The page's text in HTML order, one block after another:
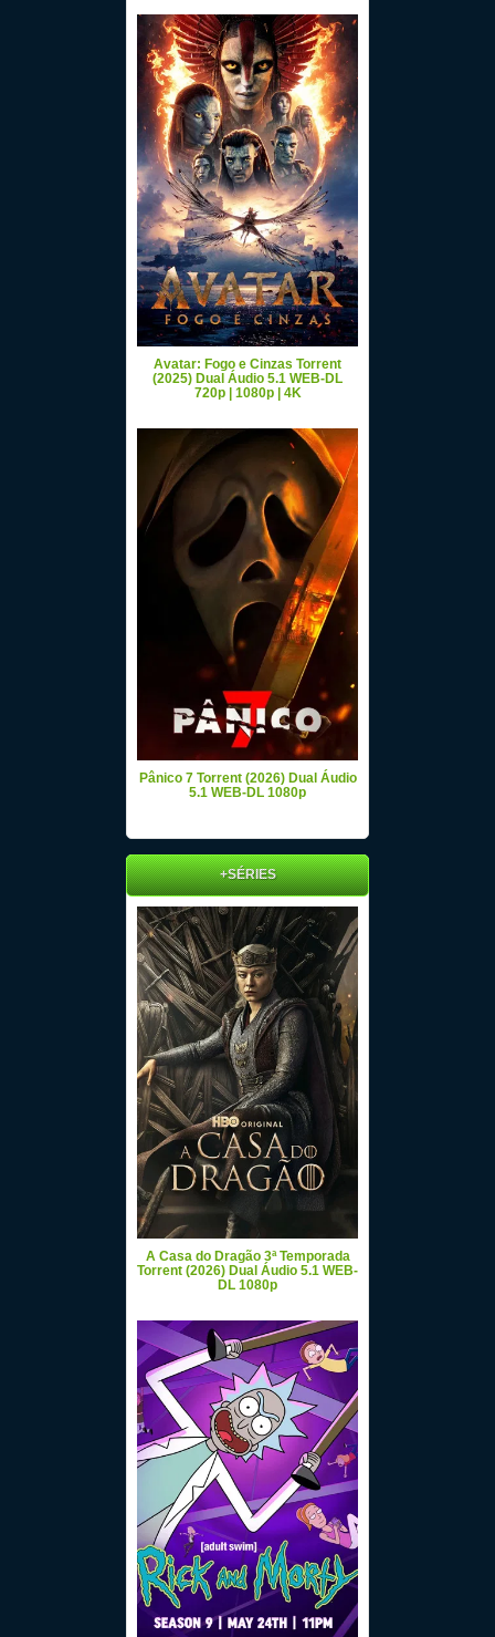
Avatar: Fogo e Cinzas Torrent
(2025) Dual Áudio 5.1 WEB-DL
720p | 1080p | 4K
Pânico 7 Torrent (2026) Dual Áudio
5.1 WEB-DL 1080p
+SÉRIES
A Casa do Dragão 3ª Temporada
Torrent (2026) Dual Áudio 5.1 WEB-
DL 1080p